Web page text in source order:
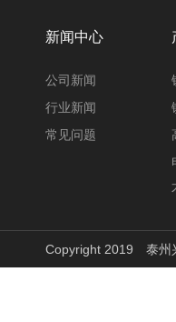
新闻中心
公司新闻
行业新闻
常见问题
Copyright 2019 泰州